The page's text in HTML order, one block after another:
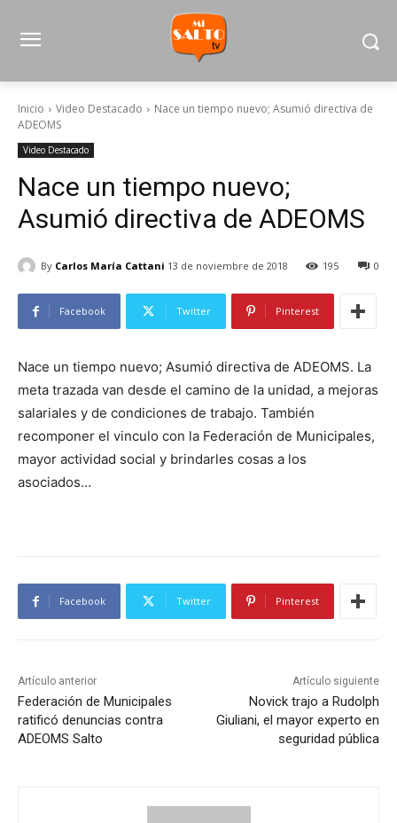
Inicio Video Destacado
Nace un tiempo nuevo; Asumió directiva de
ADEOMS
Video Destacado
Nace un tiempo nuevo;
Asumió directiva de ADEOMS
By Carlos María Cattani 13 de noviembre de 2018 0
195
Facebook Twitter Pinterest
Nace un tiempo nuevo; Asumió directiva de ADEOMS. La
meta trazada van desde el camino de la unidad, a mejoras
salariales y de condiciones de trabajo. También
recomponer el vinculo con la Federación de Municipales,
mayor actividad social y brindarles cosas a los
asociados…
Facebook Twitter Pinterest
Artículo anterior
Federación de Municipales
ratificó denuncias contra
ADEOMS Salto
Artículo siguiente
Novick trajo a Rudolph
Giuliani, el mayor experto en
seguridad pública